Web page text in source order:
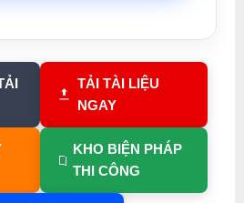
TẢI TÀI LIỆU
NGAY
KHO BIỆN PHÁP
THI CÔNG